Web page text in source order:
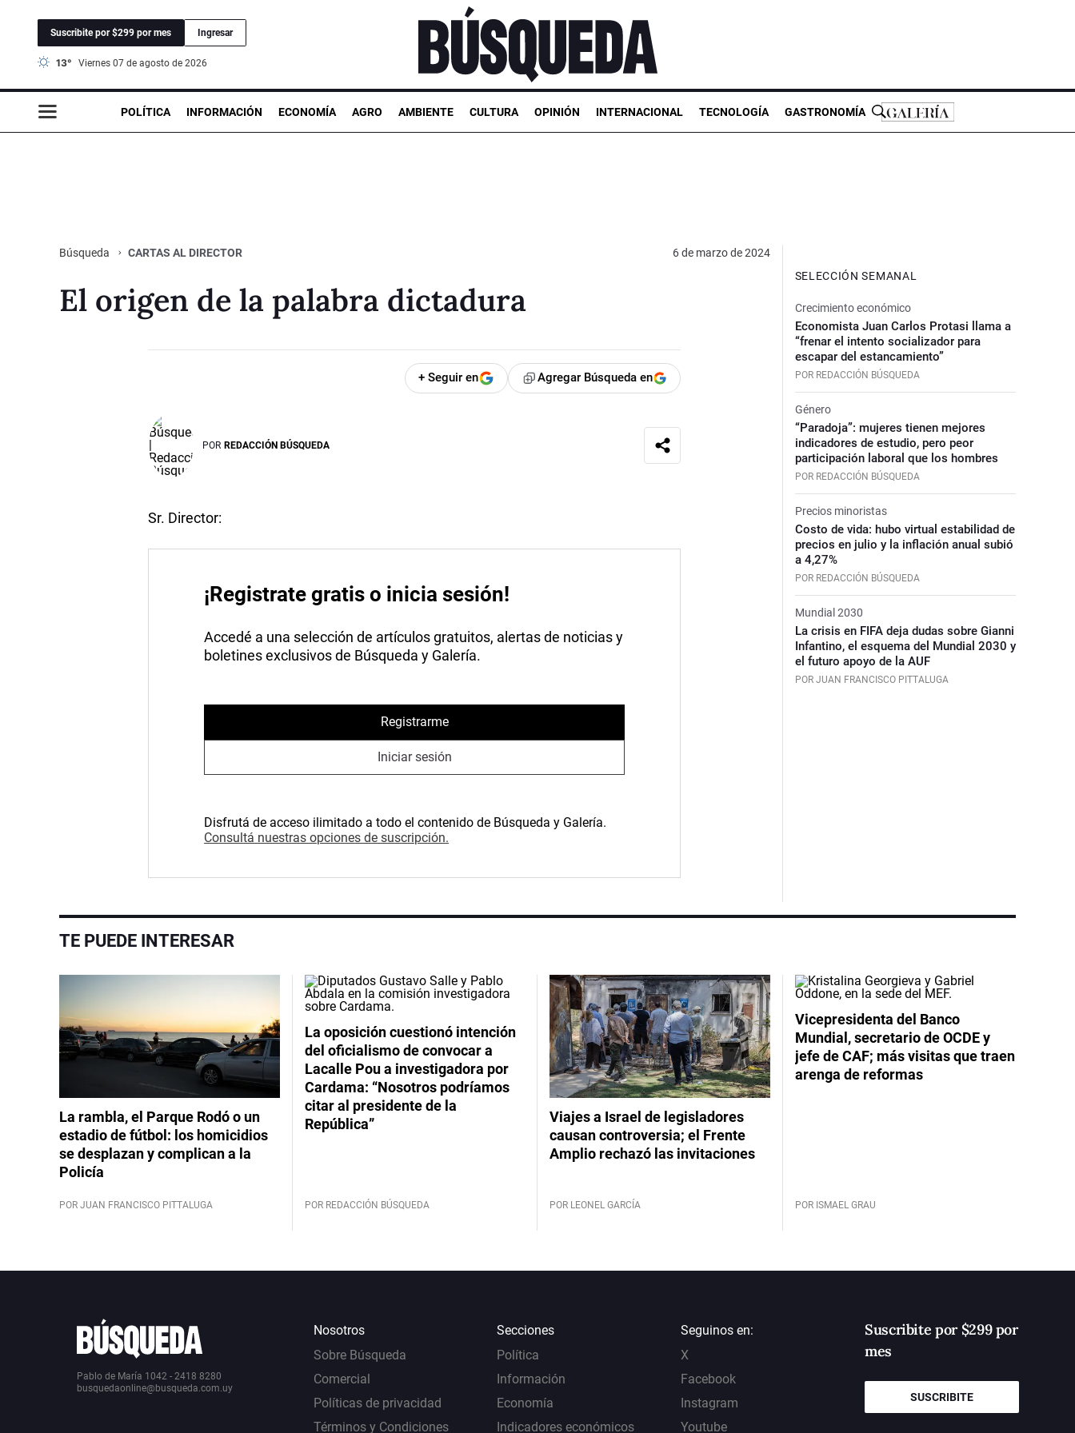
Suscribite por $299 por mes Ingresar
13° viernes 07 de agosto de 2026
POLÍTICA INFORMACIÓN ECONOMÍA AGRO AMBIENTE CULTURA OPINIÓN INTERNACIONAL TECNOLOGÍA GASTRONOMÍA
Búsqueda CARTAS AL DIRECTOR 6 de marzo de 2024
El origen de la palabra dictadura
+ Seguir en Agregar Búsqueda en
POR REDACCIÓN BÚSQUEDA
Sr. Director:
¡Registrate gratis o inicia sesión!
Accedé a una selección de artículos gratuitos, alertas de noticias y
boletines exclusivos de Búsqueda y Galería.
Registrarme
Iniciar sesión
Disfrutá de acceso ilimitado a todo el contenido de Búsqueda y Galería.
Consultá nuestras opciones de suscripción.
SELECCIÓN SEMANAL
Crecimiento económico
Economista Juan Carlos Protasi llama a
“frenar el intento socializador para
escapar del estancamiento”
POR REDACCIÓN BÚSQUEDA
Género
“Paradoja”: mujeres tienen mejores
indicadores de estudio, pero peor
participación laboral que los hombres
POR REDACCIÓN BÚSQUEDA
Precios minoristas
Costo de vida: hubo virtual estabilidad de
precios en julio y la inflación anual subió
a 4,27%
POR REDACCIÓN BÚSQUEDA
Mundial 2030
La crisis en FIFA deja dudas sobre Gianni
Infantino, el esquema del Mundial 2030 y
el futuro apoyo de la AUF
POR JUAN FRANCISCO PITTALUGA
TE PUEDE INTERESAR
La rambla, el Parque Rodó o un
estadio de fútbol: los homicidios
se desplazan y complican a la
Policía
POR JUAN FRANCISCO PITTALUGA
La oposición cuestionó intención
del oficialismo de convocar a
Lacalle Pou a investigadora por
Cardama: “Nosotros podríamos
citar al presidente de la
República”
POR REDACCIÓN BÚSQUEDA
Viajes a Israel de legisladores
causan controversia; el Frente
Amplio rechazó las invitaciones
POR LEONEL GARCÍA
Vicepresidenta del Banco
Mundial, secretario de OCDE y
jefe de CAF; más visitas que traen
arenga de reformas
POR ISMAEL GRAU
Pablo de María 1042 - 2418 8280
busquedaonline@busqueda.com.uy
Nosotros
Sobre Búsqueda
Comercial
Políticas de privacidad
Términos y Condiciones
Secciones
Política
Información
Economía
Indicadores económicos
Seguinos en:
X
Facebook
Instagram
Youtube
Suscribite por $299 por
mes
SUSCRIBITE